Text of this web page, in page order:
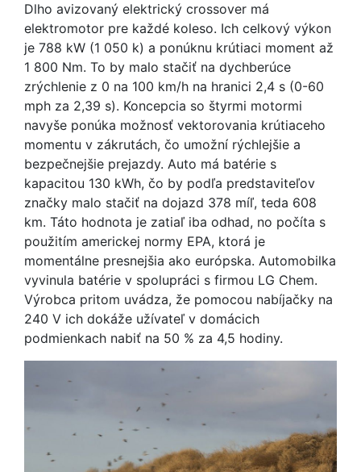
Dlho avizovaný elektrický crossover má
elektromotor pre každé koleso. Ich celkový výkon
je 788 kW (1 050 k) a ponúknu krútiaci moment až
1 800 Nm. To by malo stačiť na dychberúce
zrýchlenie z 0 na 100 km/h na hranici 2,4 s (0-60
mph za 2,39 s). Koncepcia so štyrmi motormi
navyše ponúka možnosť vektorovania krútiaceho
momentu v zákrutách, čo umožní rýchlejšie a
bezpečnejšie prejazdy. Auto má batérie s
kapacitou 130 kWh, čo by podľa predstaviteľov
značky malo stačiť na dojazd 378 míľ, teda 608
km. Táto hodnota je zatiaľ iba odhad, no počíta s
použitím americkej normy EPA, ktorá je
momentálne presnejšia ako európska. Automobilka
vyvinula batérie v spolupráci s firmou LG Chem.
Výrobca pritom uvádza, že pomocou nabíjačky na
240 V ich dokáže užívateľ v domácich
podmienkach nabiť na 50 % za 4,5 hodiny.